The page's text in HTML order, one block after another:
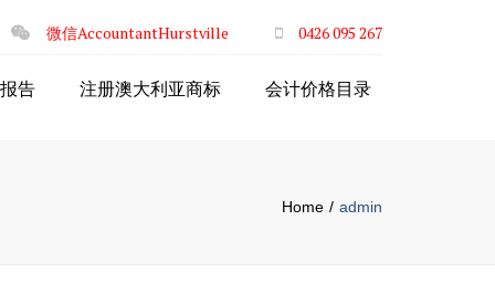
微信AccountantHurstville 0426 095 267
告 注册澳大利亚商标 会计价格目录
Home admin